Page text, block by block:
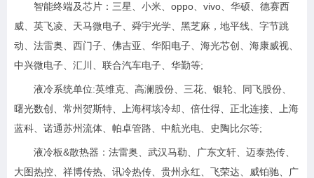
智能终端及芯片：三星、小米、oppo、vivo、华硕、德赛西
威、英飞凌、天马微电子、舜宇光学、黑芝麻，地平线、字节跳
动、法雷奥、西门子、佛吉亚、华阳电子、海光芯创、海康威视、
中兴微电子、汇川、联合汽车电子、华勤等;
液冷系统单位:英维克、高澜股份、三花、银轮、同飞股份、
曙光数创、常州贺斯特、上海柯垓冷却、倍仕得、正北连接、上海
蓝科、诺通苏州流体、帕卓管路、中航光电、史陶比尔等;
液冷板&散热器：法雷奥、武汉马勒、广东文轩、迈泰热传、
大图热控、祥博传热、讯冷热传、贵州永红、飞荣达、威铂驰、广